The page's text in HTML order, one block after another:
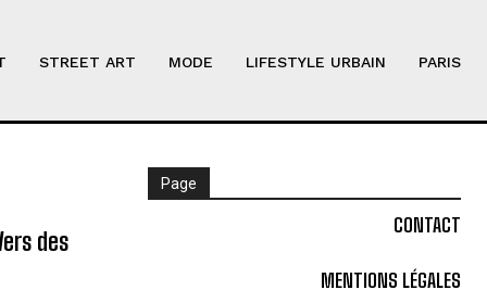
STREET ART MODE LIFESTYLE URBAIN PARIS
des
Page
CONTACT
MENTIONS LÉGALES